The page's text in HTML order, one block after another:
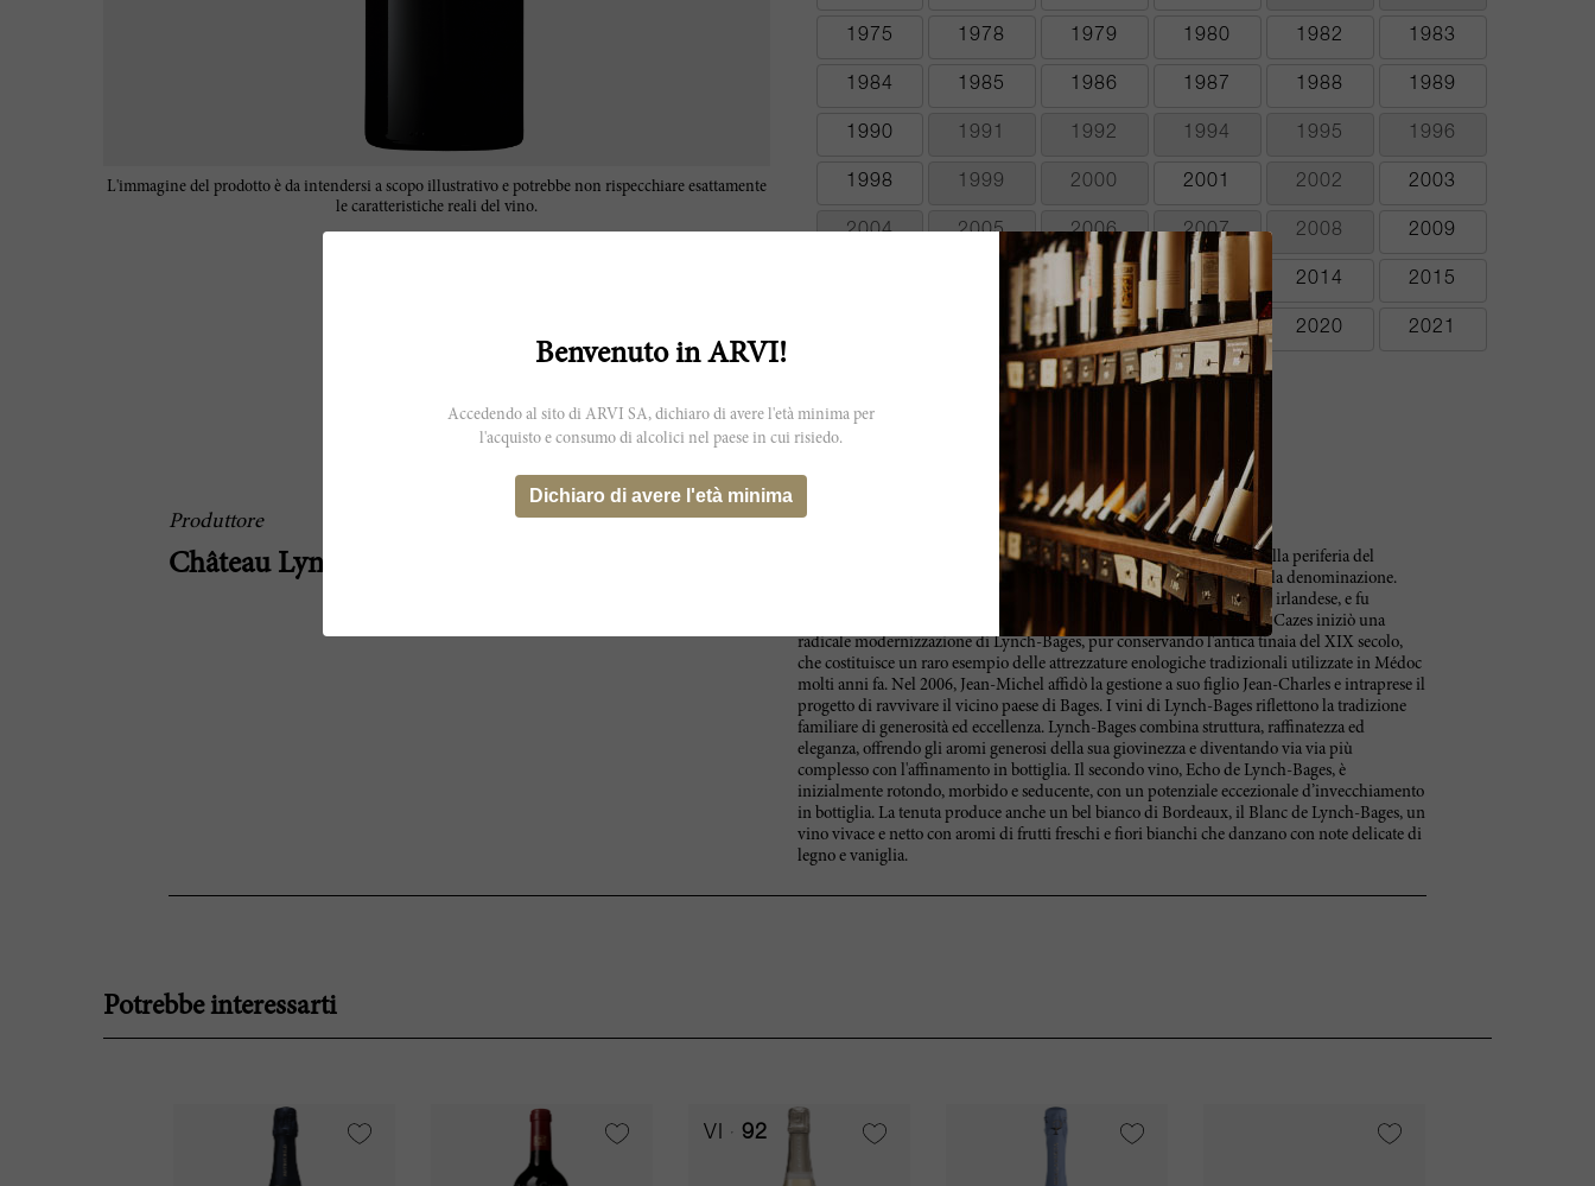
L'immagine del prodotto è da intendersi a scopo illustrativo e potrebbe non rispecchiare esattamente
le caratteristiche reali del vino.
1975 1978 1979 1980 1982 1983
1984 1985 1986 1987 1988 1989
1990 1991 1992 1994 1995 1996
1998 1999 2000 2001 2002 2003
2004 2005 2006 2007 2008 2009
2012 2013 2014 2015
2018 2019 2020 2021
2024 2025
Produttore
Château Lynch Bages
Affacciato sull'estuario della Gironda, Château Lynch-Bages è situato alla periferia del
Pauillac, sull'altopiano di Bages, una delle più belle alture ghiaiose della denominazione.
Inizialmente la proprietà apparteneva alla famiglia Lynch, di originare irlandese, e fu
acquistata da Jean-Charles Cazes nel 1934. Negli anni '80 Jean-Michel Cazes iniziò una
radicale modernizzazione di Lynch-Bages, pur conservando l'antica tinaia del XIX secolo,
che costituisce un raro esempio delle attrezzature enologiche tradizionali utilizzate in Médoc
molti anni fa. Nel 2006, Jean-Michel affidò la gestione a suo figlio Jean-Charles e intraprese il
progetto di ravvivare il vicino paese di Bages. I vini di Lynch-Bages riflettono la tradizione
familiare di generosità ed eccellenza. Lynch-Bages combina struttura, raffinatezza ed
eleganza, offrendo gli aromi generosi della sua giovinezza e diventando via via più
complesso con l'affinamento in bottiglia. Il secondo vino, Echo de Lynch-Bages, è
inizialmente rotondo, morbido e seducente, con un potenziale eccezionale d’invecchiamento
in bottiglia. La tenuta produce anche un bel bianco di Bordeaux, il Blanc de Lynch-Bages, un
vino vivace e netto con aromi di frutti freschi e fiori bianchi che danzano con note delicate di
legno e vaniglia.
Potrebbe interessarti
VI 92
Benvenuto in ARVI!
Accedendo al sito di ARVI SA, dichiaro di avere l'età minima per
l'acquisto e consumo di alcolici nel paese in cui risiedo.
Dichiaro di avere l'età minima